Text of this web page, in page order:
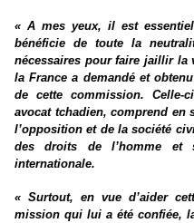
« A mes yeux, il est
bénéficie de toute la
nécessaires pour faire jaillir la
la France a demandé et
de cette commission. Celle-
avocat tchadien, comprend en
l’opposition et de la société
des droits de l’homme et
internationale.
« Surtout, en vue d’aider
mission qui lui a été confiée,